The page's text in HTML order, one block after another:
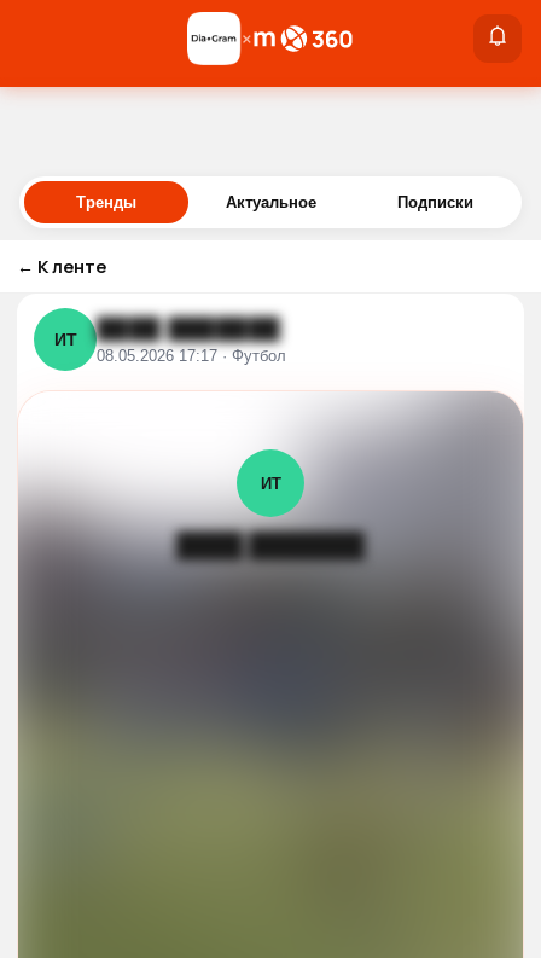
Войти
×
Тренды Актуальное Подписки
← К ленте
ИТ ████ ███████
08.05.2026 17:17 · Футбол
ИТ
████ ███████